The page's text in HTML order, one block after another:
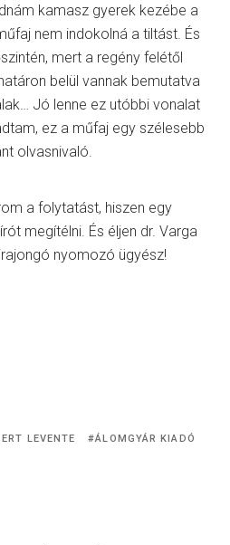
kamasz gyerek kezébe a
nem indokolná a tiltást. És
mert a regény felétől
belül vannak bemutatva
Jó lenne ez utóbbi vonalat
ez a műfaj egy szélesebb
olvasnivaló.
a folytatást, hiszen egy
megítélni. És éljen dr. Varga
nyomozó ügyész!
LEVENTE
ÁLOMGYÁR KIADÓ